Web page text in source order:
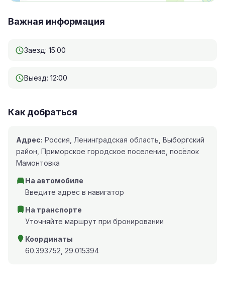
Важная информация
Заезд: 15:00
Выезд: 12:00
Как добраться
Адрес: Россия, Ленинградская область, Выборгский
район, Приморское городское поселение, посёлок
Мамонтовка
На автомобиле
Введите адрес в навигатор
На транспорте
Уточняйте маршрут при бронировании
Координаты
60.393752, 29.015394